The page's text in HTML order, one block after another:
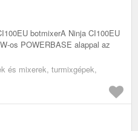
botmixerA Ninja CI100EU
os POWERBASE alappal az
és mixerek, turmixgépek,